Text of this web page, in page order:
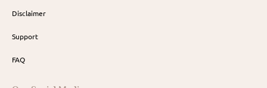
Disclaimer
Support
FAQ